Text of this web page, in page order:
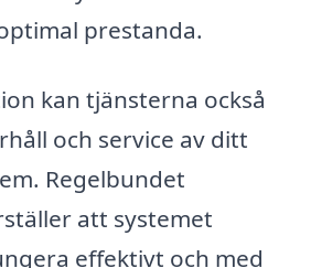
prestanda.
kan tjänsterna också
och service av ditt
Regelbundet
att systemet
effektivt och med